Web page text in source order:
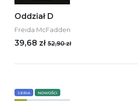
Oddział D
Freida McFadden
39,68 zł 52,90 zł
SERIA NOWOŚCI